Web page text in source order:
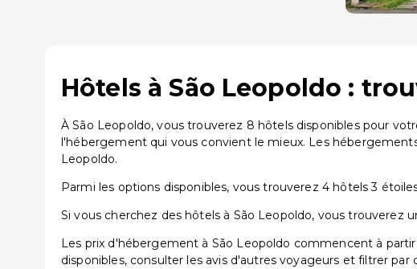
Hôtels à São Leopoldo :
À São Leopoldo, vous trouverez 8 hôtels disponibles pour
l'hébergement qui vous convient le mieux. Les
Leopoldo.
Parmi les options disponibles, vous trouverez 4 hôtels 3
Si vous cherchez des hôtels à São Leopoldo, vous
Les prix d'hébergement à São Leopoldo commencent à
disponibles, consulter les avis d'autres voyageurs et filtrer